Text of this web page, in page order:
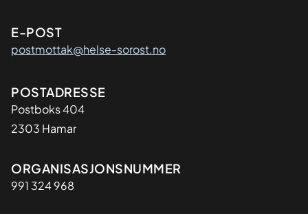
E-POST
postmottak@helse-sorost.no
Adresse
POSTADRESSE
Postboks 404
2303 Hamar
Organisasjon
ORGANISASJONSNUMMER
991 324 968